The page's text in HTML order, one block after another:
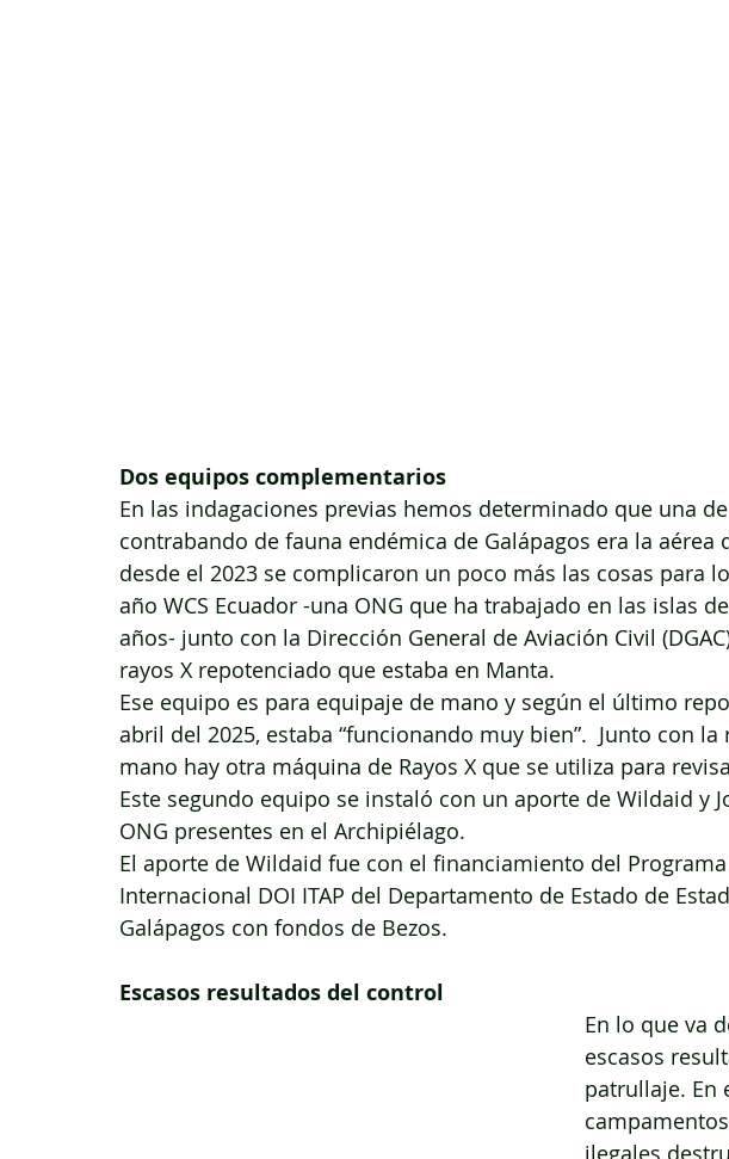
Dos equipos complementarios
En las indagaciones previas hemos determinado que una
contrabando de fauna endémica de Galápagos era la aérea
desde el 2023 se complicaron un poco más las cosas para
año WCS Ecuador -una ONG que ha trabajado en las islas
años- junto con la Dirección General de Aviación Civil
rayos X repotenciado que estaba en Manta.
Ese equipo es para equipaje de mano y según el último
abril del 2025, estaba “funcionando muy bien”.  Junto con
mano hay otra máquina de Rayos X que se utiliza para
Este segundo equipo se instaló con un aporte de Wildaid y
ONG presentes en el Archipiélago.
El aporte de Wildaid fue con el financiamiento del
Internacional DOI ITAP del Departamento de Estado de
Galápagos con fondos de Bezos.
Escasos resultados del control
En lo que va
escasos
patrullaje. En